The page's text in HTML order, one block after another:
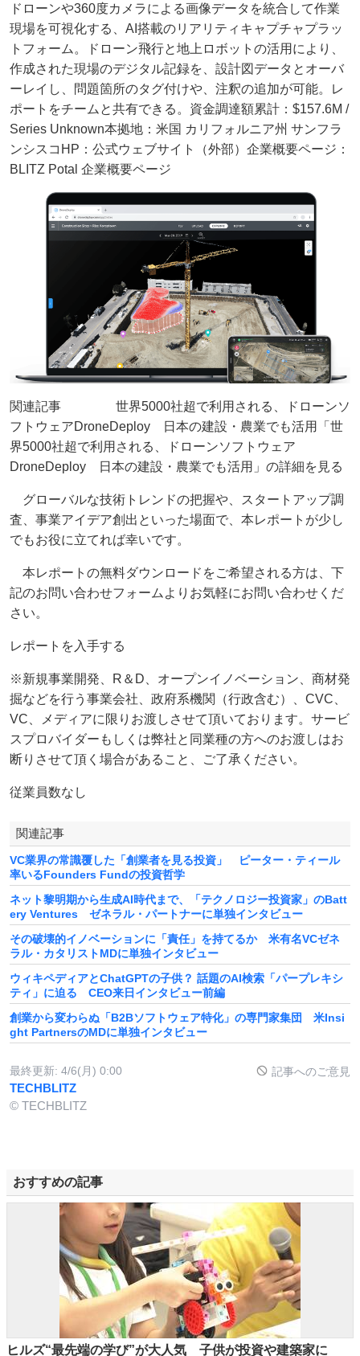
ドローンや360度カメラによる画像データを統合して作業
現場を可視化する、AI搭載のリアリティキャプチャプラッ
トフォーム。ドローン⾶⾏と地上ロボットの活⽤により、
作成された現場のデジタル記録を、設計図データとオーバ
ーレイし、問題箇所のタグ付けや、注釈の追加が可能。レ
ポートをチームと共有できる。資金調達額累計：$157.6M /
Series Unknown本拠地：米国 カリフォルニア州 サンフラ
ンシスコHP：公式ウェブサイト（外部）企業概要ページ：
BLITZ Potal 企業概要ページ
関連記事 世界5000社超で利用される、ドローンソ
フトウェアDroneDeploy 日本の建設・農業でも活用「世
界5000社超で利用される、ドローンソフトウェア
DroneDeploy 日本の建設・農業でも活用」の詳細を見る
グローバルな技術トレンドの把握や、スタートアップ調
査、事業アイデア創出といった場面で、本レポートが少し
でもお役に立てれば幸いです。
本レポートの無料ダウンロードをご希望される方は、下
記のお問い合わせフォームよりお気軽にお問い合わせくだ
さい。
レポートを入手する
※新規事業開発、R＆D、オープンイノベーション、商材発
掘などを行う事業会社、政府系機関（行政含む）、CVC、
VC、メディアに限りお渡しさせて頂いております。サービ
スプロバイダーもしくは弊社と同業種の方へのお渡しはお
断りさせて頂く場合があること、ご了承ください。
従業員数なし
関連記事
VC業界の常識覆した「創業者を見る投資」 ピーター・ティール
率いるFounders Fundの投資哲学
ネット黎明期から生成AI時代まで、「テクノロジー投資家」のBatt
ery Ventures ゼネラル・パートナーに単独インタビュー
その破壊的イノベーションに「責任」を持てるか 米有名VCゼネ
ラル・カタリストMDに単独インタビュー
ウィキペディアとChatGPTの子供？ 話題のAI検索「パープレキシ
ティ」に迫る CEO来日インタビュー前編
創業から変わらぬ「B2Bソフトウェア特化」の専門家集団 米Insi
ght PartnersのMDに単独インタビュー
最終更新: 4/6(月) 0:00 記事へのご意見
TECHBLITZ
© TECHBLITZ
おすすめの記事
ヒルズ“最先端の学び”が大人気 子供が投資や建築家に